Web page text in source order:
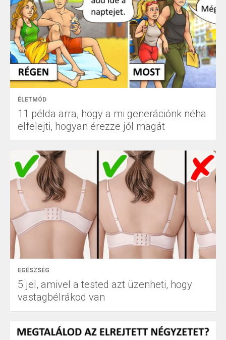
ÉLETMÓD
11 példa arra, hogy a mi generációnk néha
elfelejti, hogyan érezze jól magát
EGÉSZSÉG
5 jel, amivel a tested azt üzenheti, hogy
vastagbélrákod van